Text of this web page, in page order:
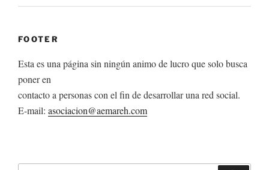
FOOTER
Esta es una página sin ningún animo de lucro que solo busca
poner en
contacto a personas con el fin de desarrollar una red social.
E-mail: asociacion@aemareh.com